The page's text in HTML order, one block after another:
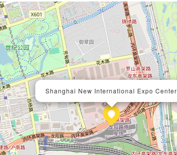
Shanghai New International Expo Center